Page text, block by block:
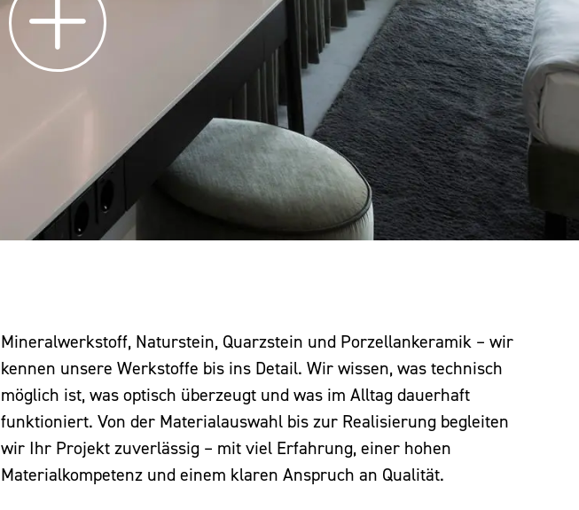
Mineralwerkstoff, Naturstein, Quarzstein und Porzellankeramik – wir
kennen unsere Werkstoffe bis ins Detail. Wir wissen, was technisch
möglich ist, was optisch überzeugt und was im Alltag dauerhaft
funktioniert. Von der Materialauswahl bis zur Realisierung begleiten
wir Ihr Projekt zuverlässig – mit viel Erfahrung, einer hohen
Materialkompetenz und einem klaren Anspruch an Qualität.